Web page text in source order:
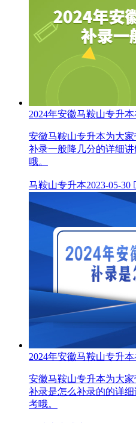
2024年安徽马鞍山专升
安徽马鞍山专升本为大
补录一般降几分的详细
哦。
马鞍山专升本2023-05-30
2024年安徽马鞍山专升
安徽马鞍山专升本为大
补录是怎么补录的的详
考哦。